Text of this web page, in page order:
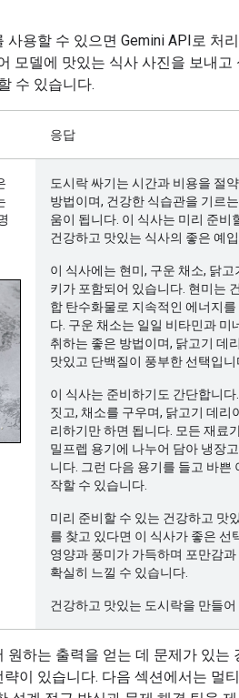
용할 수 있으면 Gemini API로 처
모델에 맛있는 식사 사진을 보내고
수 있습니다.
응답
도시락 싸기는 시간과 비용을 절
방법이며, 건강한 식습관을 기르
움이 됩니다. 이 식사는 미리 준비
건강하고 맛있는 식사의 좋은 예
이 식사에는 현미, 구운 채소, 닭고
키가 포함되어 있습니다. 현미는
합 탄수화물로 지속적인 에너지
다. 구운 채소는 일일 비타민과 미
취하는 좋은 방법이며, 닭고기 데
맛있고 단백질이 풍부한 선택입니
이 식사는 준비하기도 간단합니다
짓고, 채소를 구우며, 닭고기 데리
리하기만 하면 됩니다. 모든 재료
밀프렙 용기에 나누어 담아 냉장
니다. 그런 다음 용기를 들고 바쁜
작할 수 있습니다.
미리 준비할 수 있는 건강하고 맛
를 찾고 있다면 이 식사가 좋은 선
영양과 풍미가 가득하며 포만감
확실히 느낄 수 있습니다.
건강하고 맛있는 도시락을 만들어
하는 출력을 얻는 데 문제가 있는
이 있습니다. 다음 섹션에서는 멀